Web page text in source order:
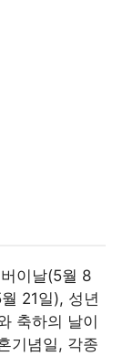
이날(5월 8
21일), 성년
축하의 날이
기념일, 각종